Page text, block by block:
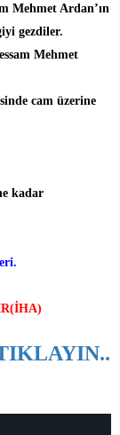
Mehmet Ardan’ın
gezdiler.
Mehmet
cam üzerine
kadar